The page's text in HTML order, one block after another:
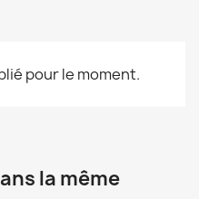
pour le moment.
la même